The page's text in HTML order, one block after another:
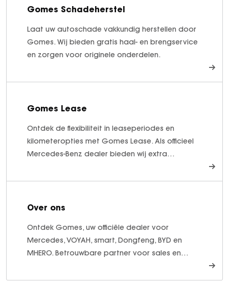
Gomes Schadeherstel
Laat uw autoschade vakkundig herstellen door
Gomes. Wij bieden gratis haal- en brengservice
en zorgen voor originele onderdelen.
Gomes Lease
Ontdek de flexibiliteit in leaseperiodes en
kilometeropties met Gomes Lease. Als officieel
Mercedes-Benz dealer bieden wij extra
Over ons
Ontdek Gomes, uw officiële dealer voor
Mercedes, VOYAH, smart, Dongfeng, BYD en
MHERO. Betrouwbare partner voor sales en